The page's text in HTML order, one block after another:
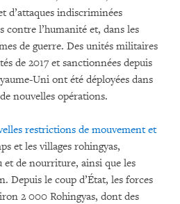
d’attaques indiscriminées
contre l’humanité et, dans les
de guerre. Des unités militaires
de 2017 et sanctionnées depuis
Uni ont été déployées dans
nouvelles opérations.
restrictions de mouvement et
et les villages rohingyas,
et de nourriture, ainsi que les
Depuis le coup d’État, les forces
2 000 Rohingyas, dont des